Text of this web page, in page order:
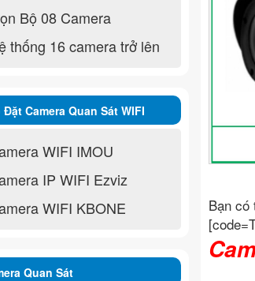
Bạn có
Bộ 08 Camera
thống 16 camera trở lên
Đặt Camera Quan Sát WIFI
Dây
WIFI IMOU
IP WIFI Ezviz
WIFI KBONE
Quan Sát